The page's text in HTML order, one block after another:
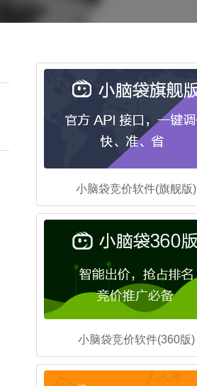
小脑袋竞价软件(旗舰版)
小脑袋竞价软件(360版)